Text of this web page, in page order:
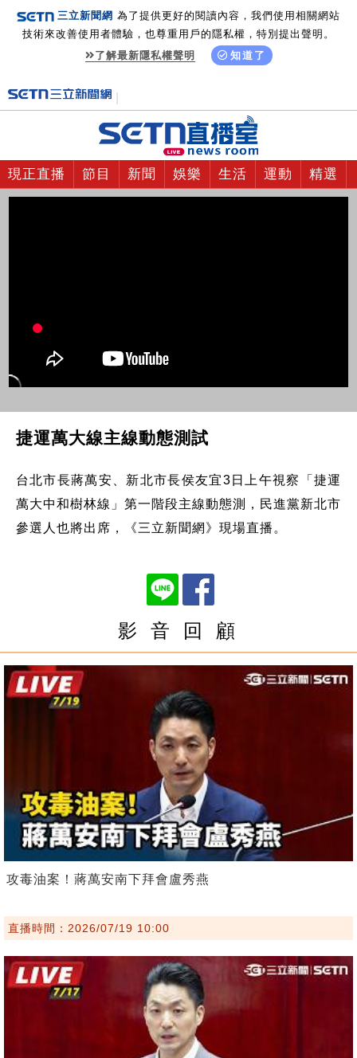
三立新聞網 為了提供更好的閱讀內容，我們使用相關網站
技術來改善使用者體驗，也尊重用戶的隱私權，特別提出聲明。
了解最新隱私權聲明
知道了
現正直播 節目 新聞 娛樂 生活 運動 精選
捷運萬大線主線動態測試
台北市長蔣萬安、新北市長侯友宜3日上午視察「捷運
萬大中和樹林線」第一階段主線動態測，民進黨新北市
參選人也將出席，《三立新聞網》現場直播。
影 音 回 顧
攻毒油案！蔣萬安南下拜會盧秀燕
直播時間：2026/07/19 10:00